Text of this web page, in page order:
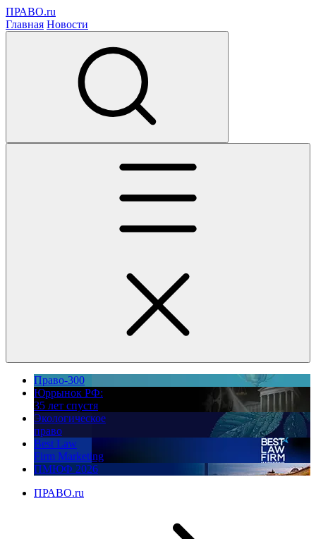
ПРАВО.ru
Главная Новости
Право-300
Юррынок РФ:
35 лет спустя
Экологическое
право
Best Law
Firm Marketing
ПМЮФ 2026
ПРАВО.ru